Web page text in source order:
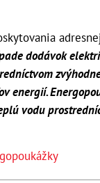
dodávok
energií.
vodu